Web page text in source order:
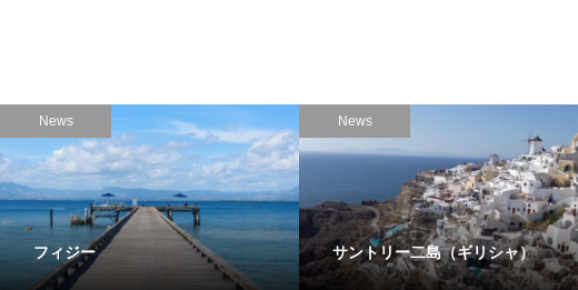
News
フィジー
News
サントリー二島（ギリシャ）